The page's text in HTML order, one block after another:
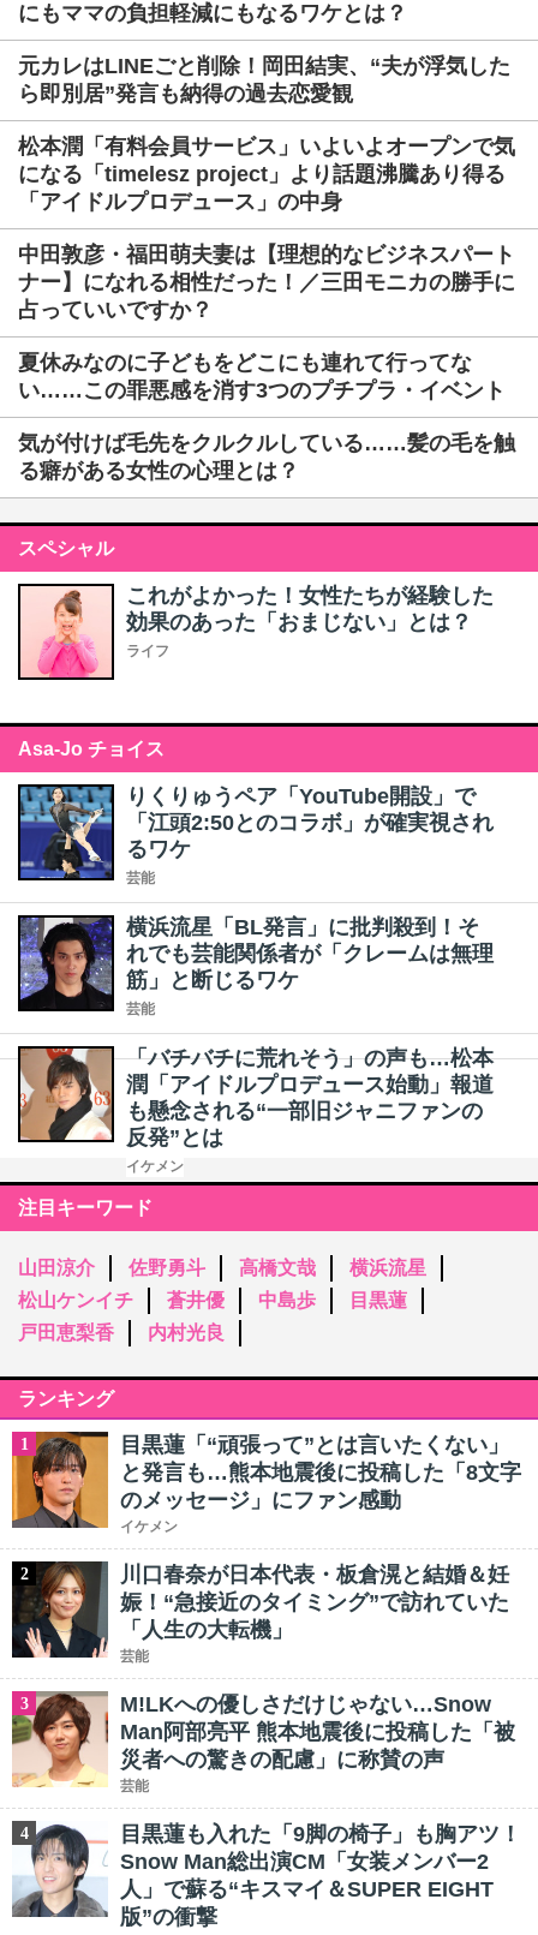
にもママの負担軽減にもなるワケとは？
元カレはLINEごと削除！岡田結実、“夫が浮気した
ら即別居”発言も納得の過去恋愛観
松本潤「有料会員サービス」いよいよオープンで気
になる「timelesz project」より話題沸騰あり得る
「アイドルプロデュース」の中身
中田敦彦・福田萌夫妻は【理想的なビジネスパート
ナー】になれる相性だった！／三田モニカの勝手に
占っていいですか？
夏休みなのに子どもをどこにも連れて行ってな
い……この罪悪感を消す3つのプチプラ・イベント
気が付けば毛先をクルクルしている……髪の毛を触
る癖がある女性の心理とは？
スペシャル
これがよかった！女性たちが経験した
効果のあった「おまじない」とは？
ライフ
Asa-Jo チョイス
りくりゅうペア「YouTube開設」で
「江頭2:50とのコラボ」が確実視され
るワケ
芸能
横浜流星「BL発言」に批判殺到！そ
れでも芸能関係者が「クレームは無理
筋」と断じるワケ
芸能
「バチバチに荒れそう」の声も…松本
潤「アイドルプロデュース始動」報道
も懸念される“一部旧ジャニファンの
反発”とは
イケメン
注目キーワード
山田涼介 佐野勇斗 高橋文哉
横浜流星
松山ケンイチ
蒼井優 中島歩
目黒蓮
戸田恵梨香
内村光良
ランキング
1
目黒蓮「“頑張って”とは言いたくない」
と発言も…熊本地震後に投稿した「8文字
のメッセージ」にファン感動
イケメン
2
川口春奈が日本代表・板倉滉と結婚＆妊
娠！“急接近のタイミング”で訪れていた
「人生の大転機」
芸能
3
M!LKへの優しさだけじゃない…Snow
Man阿部亮平 熊本地震後に投稿した「被
災者への驚きの配慮」に称賛の声
芸能
4
目黒蓮も入れた「9脚の椅子」も胸アツ！
Snow Man総出演CM「女装メンバー2
人」で蘇る“キスマイ＆SUPER EIGHT
版”の衝撃